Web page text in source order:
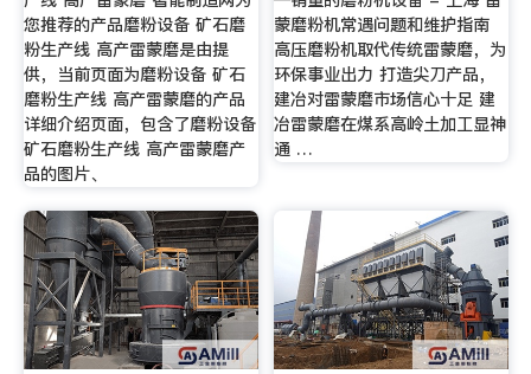
您推荐的产品磨粉设备 矿石磨
粉生产线 高产雷蒙磨是由提
供，当前页面为磨粉设备 矿石
磨粉生产线 高产雷蒙磨的产品
详细介绍页面，包含了磨粉设备
矿石磨粉生产线 高产雷蒙磨产
品的图片、
蒙磨粉机常遇问题和维护指南
高压磨粉机取代传统雷蒙磨，为
环保事业出力 打造尖刀产品，
建冶对雷蒙磨市场信心十足 建
冶雷蒙磨在煤系高岭土加工显神
通 …